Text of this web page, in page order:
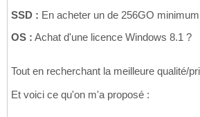
SSD : En acheter un de 256GO minimum
OS : Achat d'une licence Windows 8.1 ?
Tout en recherchant la meilleure qualité/
Et voici ce qu'on m'a proposé :